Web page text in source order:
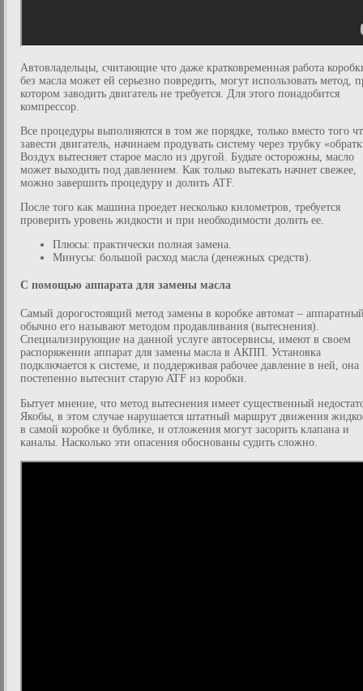
Автовладельцы, считающие что даже кратковременная работа
без масла может ей серьезно повредить, могут использовать метод,
котором заводить двигатель не требуется. Для этого понадобится
компрессор.
Все процедуры выполняются в том же порядке, только вместо того
завести двигатель, начинаем продувать систему через трубку
Воздух вытесняет старое масло из другой. Будьте осторожны, масло
может выходить под давлением. Как только вытекать начнет свежее,
можно завершить процедуру и долить ATF.
После того как машина проедет несколько километров, требуется
проверить уровень жидкости и при необходимости долить ее.
Плюсы: практически полная замена.
Минусы: большой расход масла (денежных средств).
С помощью аппарата для замены масла
Самый дорогостоящий метод замены в коробке автомат –
обычно его называют методом продавливания (вытеснения).
Специализирующие на данной услуге автосервисы, имеют в своем
распоряжении аппарат для замены масла в АКПП. Установка
подключается к системе, и поддерживая рабочее давление в ней, она
постепенно вытеснит старую ATF из коробки.
Бытует мнение, что метод вытеснения имеет существенный
Якобы, в этом случае нарушается штатный маршрут движения
в самой коробке и бублике, и отложения могут засорить клапана и
каналы. Насколько эти опасения обоснованы судить сложно.